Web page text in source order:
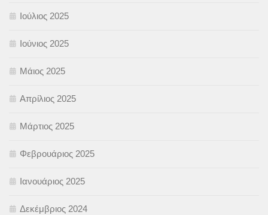
Ιούλιος 2025
Ιούνιος 2025
Μάιος 2025
Απρίλιος 2025
Μάρτιος 2025
Φεβρουάριος 2025
Ιανουάριος 2025
Δεκέμβριος 2024